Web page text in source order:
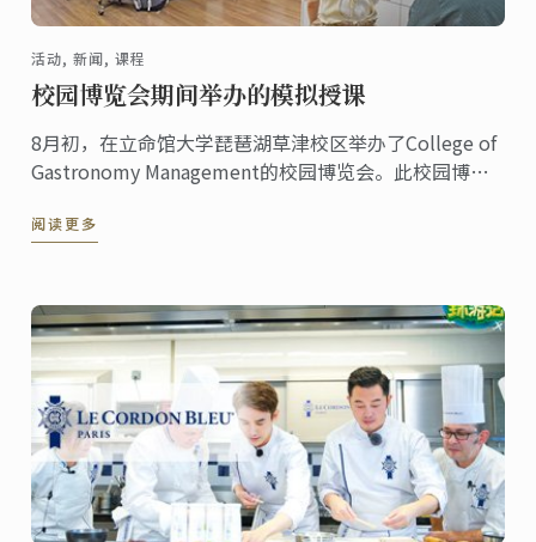
活动, 新闻, 课程
校园博览会期间举办的模拟授课
8月初，在立命馆大学琵琶湖草津校区举办了College of
Gastronomy Management的校园博览会。此校园博览
作推行的全球性厨艺经营管理课程的模拟授课。超过两
阅读更多